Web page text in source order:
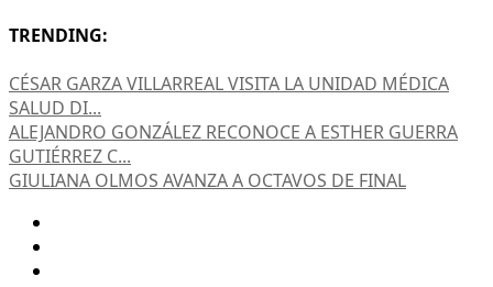
TRENDING:
CÉSAR GARZA VILLARREAL VISITA LA UNIDAD MÉDICA
SALUD DI...
ALEJANDRO GONZÁLEZ RECONOCE A ESTHER GUERRA
GUTIÉRREZ C...
GIULIANA OLMOS AVANZA A OCTAVOS DE FINAL